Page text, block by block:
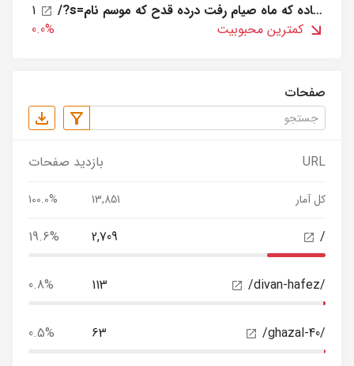
/?s=ساقی بيار باده که ماه صيام رفت درده قدح که موسم نام
1
کمترین محبوبیت
0.0%
صفحات
URL بازدید صفحات
کل آمار 13,851
100.0%
/
2,709
19.6%
/divan-hafez/
113
0.8%
/ghazal-40/
63
0.5%